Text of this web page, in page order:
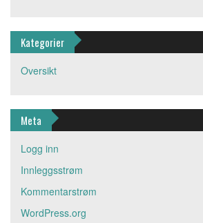
Kategorier
Oversikt
Meta
Logg inn
Innleggsstrøm
Kommentarstrøm
WordPress.org